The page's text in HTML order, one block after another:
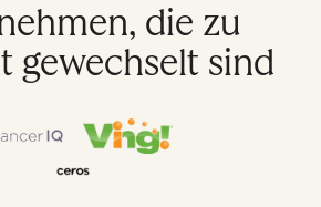
die zu
gewechselt sind